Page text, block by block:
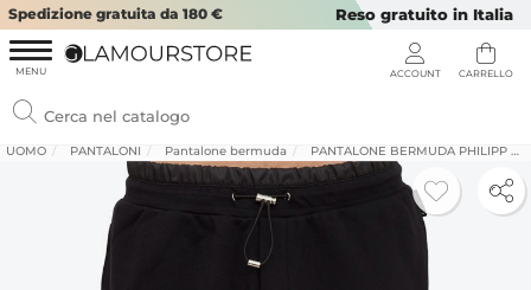
Spedizione gratuita da 180 € Reso gratuito in Italia
UOMO PANTALONI Pantalone bermuda PANTALONE BERMUDA PHILIPP PLEIN NERO